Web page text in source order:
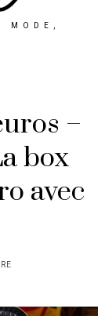
MODE,
–
box
avec